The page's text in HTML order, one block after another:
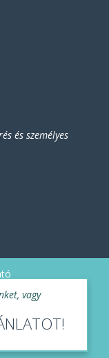
és személyes
- A
vagy